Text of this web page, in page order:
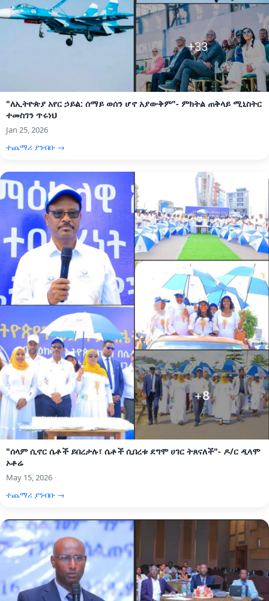
"ለኢትዮጵያ አየር ኃይል: ሰማይ ወሰን ሆኖ አያውቅም"- ምክትል ጠቅላይ ሚኒስትር
ተመስገን ጥሩነህ
Jan 25, 2026
ተጨማሪ ያንብቡ →
"ሰላም ሲኖር ሴቶች ይበረታሉ፣ ሴቶች ሲበረቱ ደግሞ ሀገር ትጸናለች"- ዶ/ር ዲላሞ
ኦቶሬ
May 15, 2026
ተጨማሪ ያንብቡ →